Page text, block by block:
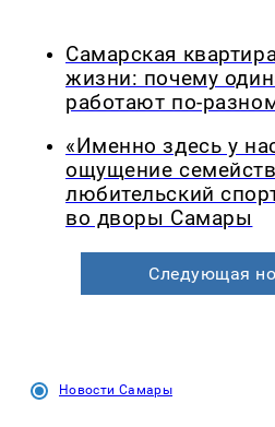
Самарская
жизни: почему
работают по-
«Именно здесь у
ощущение
любительский
во дворы Самары
Следующая
Новости Самары